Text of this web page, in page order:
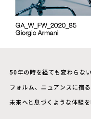
50年の時を経ても変わらな
フォルム、ニュアンスに宿
未来へと息づくような体験を